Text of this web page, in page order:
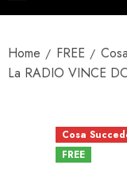
principale
Home FREE
La RADIO VINCE
Cosa
FREE